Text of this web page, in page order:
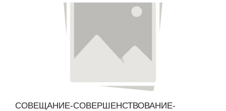
СОВЕЩАНИЕ-СОВЕРШЕНСТВОВАНИЕ-